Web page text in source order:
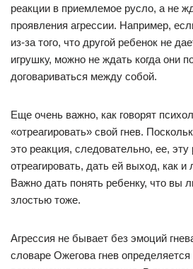
реакции в приемлемое русло, а не
проявления агрессии. Например,
из-за того, что другой ребенок не
игрушку, можно не ждать когда они
договариваться между собой.
Еще очень важно, как говорят
«отреагировать» свой гнев.
это реакция, следовательно, ее,
отреагировать, дать ей выход, как
Важно дать понять ребенку, что вы
злостью тоже.
Агрессия не бывает без эмоций
словаре Ожегова гнев определяется